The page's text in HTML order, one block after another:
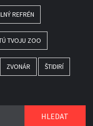
REFRÉN
TVOJU ZOO
ZVONÁR ŠTIDIRÍ